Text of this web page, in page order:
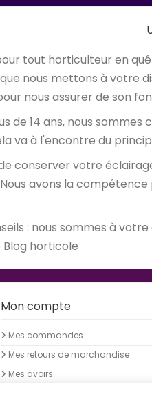
tout horticulteur en
nous mettons à
nous assurer de son
de 14 ans, nous
va à l'encontre du
conserver votre
avons la
: nous sommes à
Blog horticole
Mon compte
Mes commandes
Mes retours de marchandise
Mes avoirs